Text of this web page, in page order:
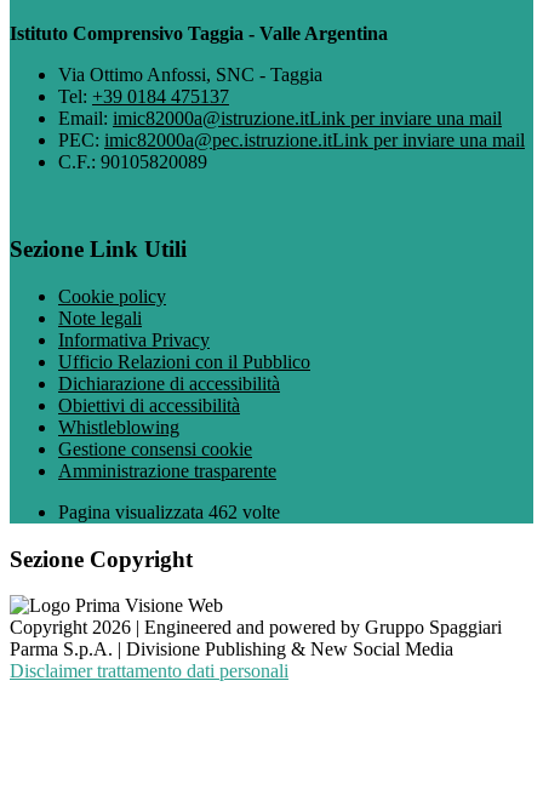
Istituto Comprensivo Taggia - Valle Argentina
Via Ottimo Anfossi, SNC - Taggia
Tel: +39 0184 475137
Email: imic82000a@istruzione.itLink per inviare una mail
PEC: imic82000a@pec.istruzione.itLink per inviare una mail
C.F.: 90105820089
Sezione Link Utili
Cookie policy
Note legali
Informativa Privacy
Ufficio Relazioni con il Pubblico
Dichiarazione di accessibilità
Obiettivi di accessibilità
Whistleblowing
Gestione consensi cookie
Amministrazione trasparente
Pagina visualizzata 462 volte
Sezione Copyright
Copyright 2026 | Engineered and powered by Gruppo Spaggiari
Parma S.p.A. | Divisione Publishing & New Social Media
Disclaimer trattamento dati personali